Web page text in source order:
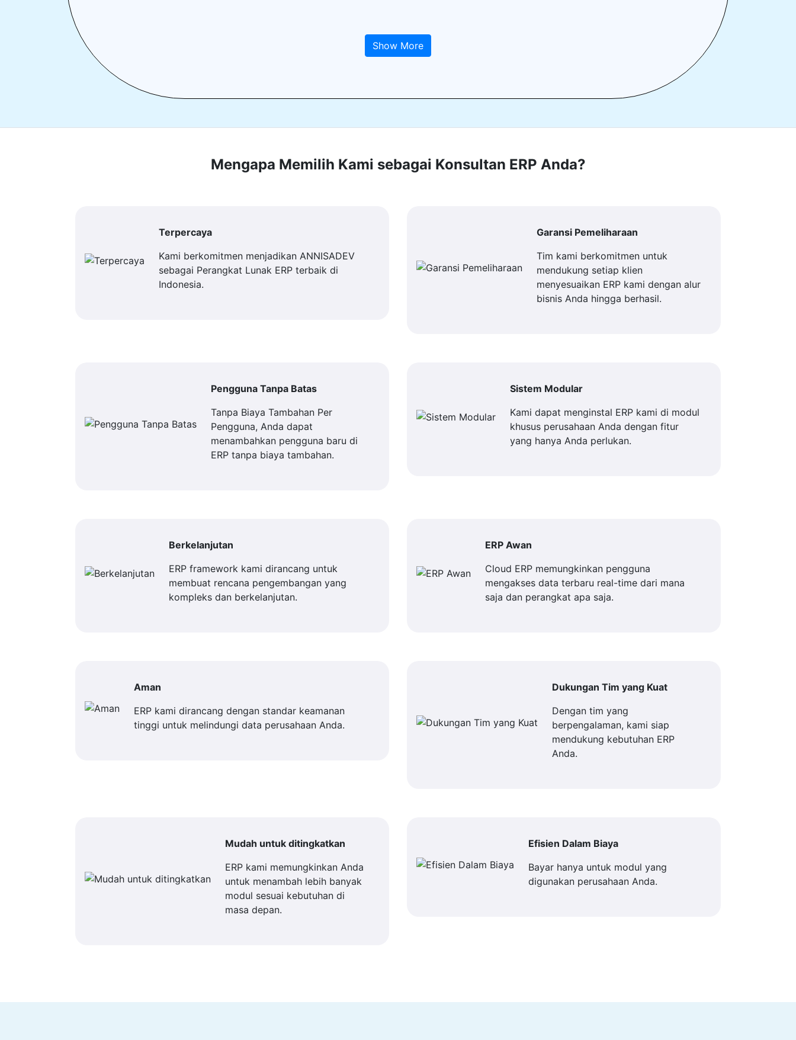
Show More
Mengapa Memilih Kami sebagai Konsultan ERP Anda?
Terpercaya
Kami berkomitmen menjadikan ANNISADEV
sebagai Perangkat Lunak ERP terbaik di
Indonesia.
Garansi Pemeliharaan
Tim kami berkomitmen untuk
mendukung setiap klien
menyesuaikan ERP kami dengan alur
bisnis Anda hingga berhasil.
Pengguna Tanpa Batas
Tanpa Biaya Tambahan Per
Pengguna, Anda dapat
menambahkan pengguna baru di
ERP tanpa biaya tambahan.
Sistem Modular
Kami dapat menginstal ERP kami di modul
khusus perusahaan Anda dengan fitur
yang hanya Anda perlukan.
Berkelanjutan
ERP framework kami dirancang untuk
membuat rencana pengembangan yang
kompleks dan berkelanjutan.
ERP Awan
Cloud ERP memungkinkan pengguna
mengakses data terbaru real-time dari mana
saja dan perangkat apa saja.
Aman
ERP kami dirancang dengan standar keamanan
tinggi untuk melindungi data perusahaan Anda.
Dukungan Tim yang Kuat
Dengan tim yang
berpengalaman, kami siap
mendukung kebutuhan ERP
Anda.
Mudah untuk ditingkatkan
ERP kami memungkinkan Anda
untuk menambah lebih banyak
modul sesuai kebutuhan di
masa depan.
Efisien Dalam Biaya
Bayar hanya untuk modul yang
digunakan perusahaan Anda.